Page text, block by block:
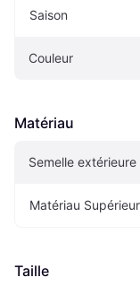
Saison
Couleur
Matériau
Semelle extérieure
Matériau Supérieur
Taille